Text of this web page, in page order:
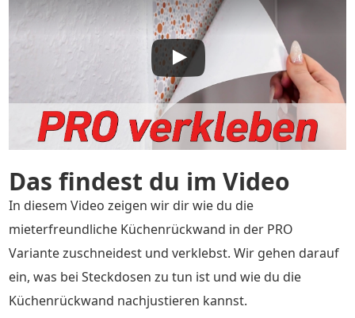
Das findest du im Video
In diesem Video zeigen wir dir wie du die
mieterfreundliche Küchenrückwand in der PRO
Variante zuschneidest und verklebst. Wir gehen darauf
ein, was bei Steckdosen zu tun ist und wie du die
Küchenrückwand nachjustieren kannst.